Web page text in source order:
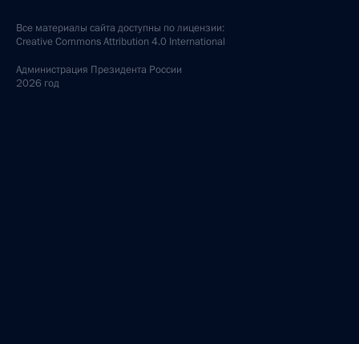
Все материалы сайта доступны по лицензии:
Creative Commons Attribution 4.0 International
Администрация Президента России
2026 год